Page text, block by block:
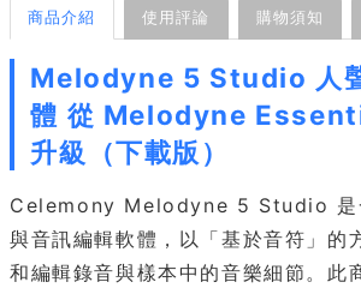
商品介紹 使用評論 購物須知
Melodyne 5 Studio 人
體 從 Melodyne
升級（下載版）
Celemony Melodyne 5 Studio 是
與音訊編輯軟體，以「基於音符」的
和編輯錄音與樣本中的音樂細節。此